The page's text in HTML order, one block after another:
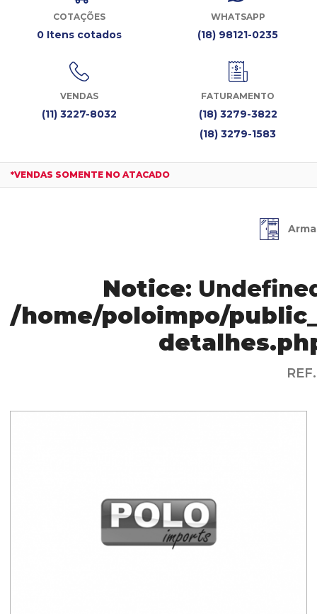
COTAÇÕES
0 Itens cotados
WHATSAPP
(18) 98121-0235
VENDAS
(11) 3227-8032
FATURAMENTO
(18) 3279-3822
(18) 3279-1583
*VENDAS SOMENTE NO ATACADO
Notice:
/home/poloimpo/